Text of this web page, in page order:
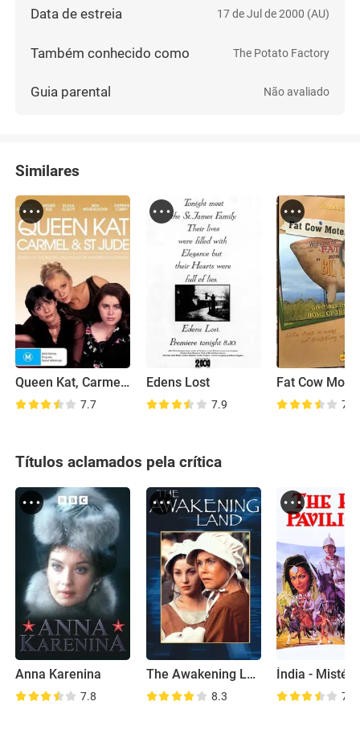
Data de estreia 17 de Jul de 2000 (AU)
Também conhecido como The Potato Factory
Guia parental Não avaliado
Similares
Queen Kat, Carmel & St Jude
7.7
Edens Lost
7.9
Fat Cow Motel
7.3
Títulos aclamados pela crítica
Anna Karenina
7.8
The Awakening Land
8.3 7.0